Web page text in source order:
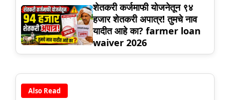
शेतकरी कर्जमाफी योजनेतून ९४
हजार शेतकरी अपात्र! तुमचे नाव
यादीत आहे का? farmer loan
waiver 2026
Also Read